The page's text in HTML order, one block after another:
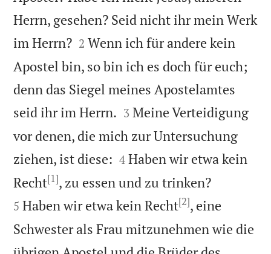
Herrn, gesehen? Seid nicht ihr mein Werk
im Herrn?
2 Wenn ich für andere kein
Apostel bin, so bin ich es doch für euch;
denn das Siegel meines Apostelamtes
seid ihr im Herrn. 

3 Meine Verteidigung
vor denen, die mich zur Untersuchung
ziehen, ist diese: 

4 Haben wir etwa kein
Recht[1], zu essen und zu trinken?
5 Haben wir etwa kein Recht[2], eine
Schwester als Frau mitzunehmen wie die